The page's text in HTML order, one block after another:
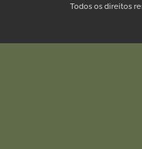
Todos os direitos